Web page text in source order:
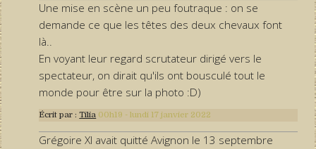
Une mise en scène un peu foutraque : on se
demande ce que les têtes des deux chevaux font
là..
En voyant leur regard scrutateur dirigé vers le
spectateur, on dirait qu'ils ont bousculé tout le
monde pour être sur la photo :D)
Écrit par :Tilia 00h19 -lundi 17 janvier 2022
Grégoire XI avait quitté Avignon le 13 septembre